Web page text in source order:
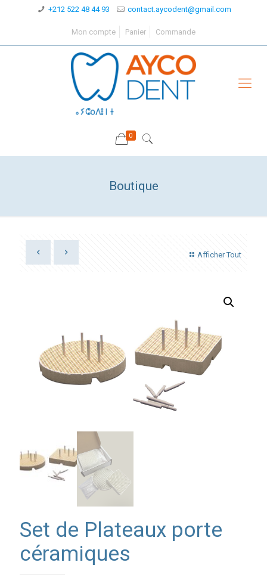
+212 522 48 44 93 contact.aycodent@gmail.com
Mon compte Panier Commande
0
Boutique
Afficher Tout
Set de Plateaux porte
céramiques